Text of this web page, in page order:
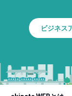
ビジネス